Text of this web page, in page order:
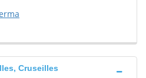
Cruseilles